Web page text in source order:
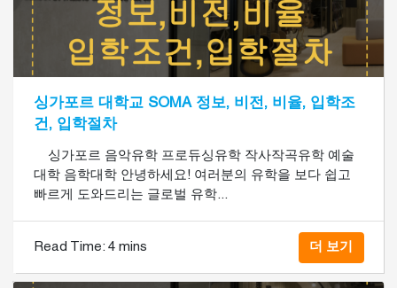
싱가포르 대학교 SOMA 정보, 비전, 비율, 입학조
건, 입학절차
싱가포르 음악유학 프로듀싱유학 작사작곡유학 예술
대학 음학대학 안녕하세요! 여러분의 유학을 보다 쉽고
빠르게 도와드리는 글로벌 유학...
Read Time: 4 mins 더 보기